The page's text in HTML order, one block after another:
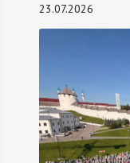
23.07.2026